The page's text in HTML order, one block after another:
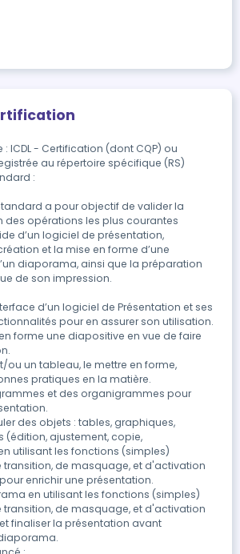
: ICDL - Certification (dont CQP) ou
au répertoire spécifique (RS)
:
a pour objectif de valider la
des opérations les plus courantes
d’un logiciel de présentation,
et la mise en forme d’une
diaporama, ainsi que la préparation
de son impression.
d’un logiciel de Présentation et ses
pour en assurer son utilisation.
forme une diapositive en vue de faire
ou un tableau, le mettre en forme,
pratiques en la matière.
et des organigrammes pour
des objets : tables, graphiques,
(édition, ajustement, copie,
utilisant les fonctions (simples)
de masquage, et d'activation
enrichir une présentation.
en utilisant les fonctions (simples)
de masquage, et d'activation
finaliser la présentation avant